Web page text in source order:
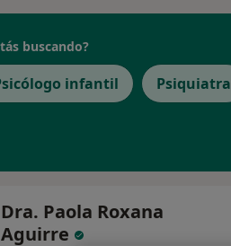
buscando?
infantil Psiquiatra
Dra. Paola Roxana
Aguirre